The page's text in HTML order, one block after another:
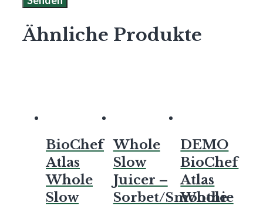
Ähnliche Produkte
BioChef
Atlas
Whole
Slow
Whole
Slow
Juicer –
Sorbet/Smoothie
DEMO
BioChef
Atlas
Whole